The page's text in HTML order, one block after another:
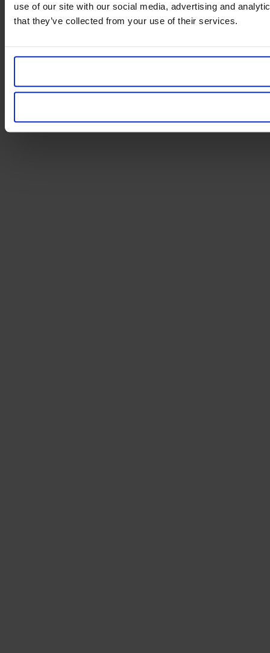
use of our site with our social media, advertising and
that they’ve collected from your use of their services.